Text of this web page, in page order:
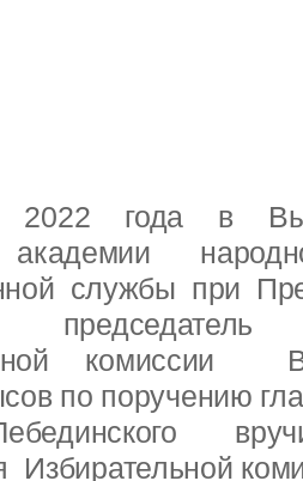
2022 года в
академии
службы при
председатель
комиссии
по поручению
Избирательной